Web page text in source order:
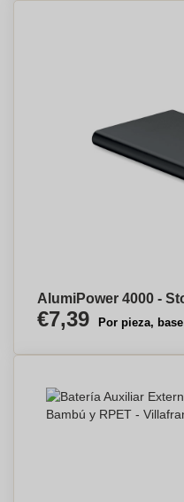
AlumiPower 4000 -
€7,39 Por pieza,